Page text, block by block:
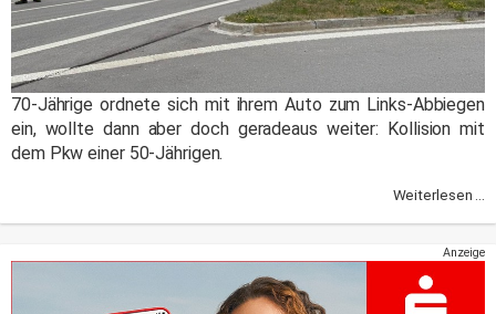
70-Jährige ordnete sich mit ihrem Auto zum Links-Abbiegen
ein, wollte dann aber doch geradeaus weiter: Kollision mit
dem Pkw einer 50-Jährigen.
Weiterlesen ...
Anzeige